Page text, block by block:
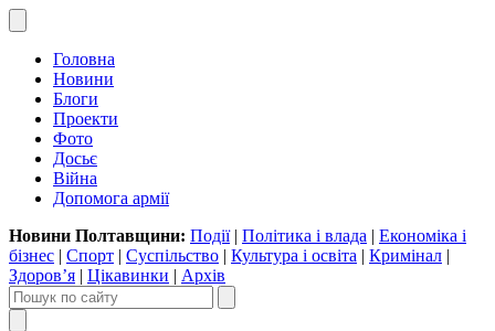
Головна
Новини
Блоги
Проекти
Фото
Досьє
Війна
Допомога армії
Новини Полтавщини: Події| Політика і влада | Економіка і
бізнес | Спорт | Суспільство | Культура і освіта | Кримінал |
Здоров’я | Цікавинки | Архів